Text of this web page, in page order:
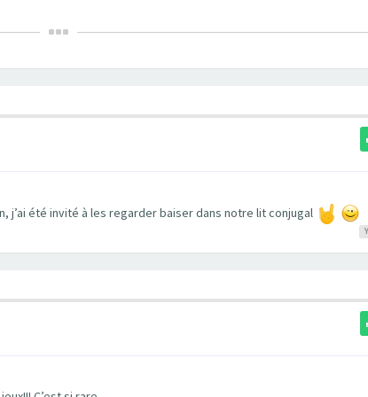
j’ai été invité à les regarder baiser dans notre lit conjugal